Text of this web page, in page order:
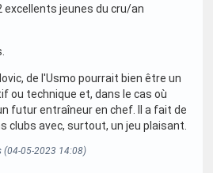
excellents jeunes du cru/an
de l'Usmo pourrait bien être un
ou technique et, dans le cas où
futur entraîneur en chef. Il a fait de
clubs avec, surtout, un jeu plaisant.
(04-05-2023 14:08)